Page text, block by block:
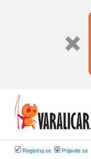
Registruj se Prijavite se